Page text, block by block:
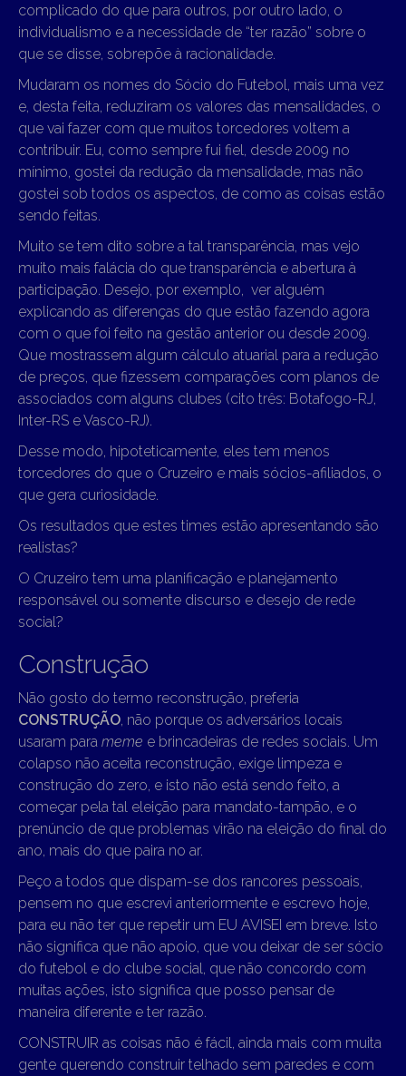
complicado do que para outros, por outro lado, o
individualismo e a necessidade de “ter razão” sobre o
que se disse, sobrepõe à racionalidade.
Mudaram os nomes do Sócio do Futebol, mais uma vez
e, desta feita, reduziram os valores das mensalidades, o
que vai fazer com que muitos torcedores voltem a
contribuir. Eu, como sempre fui fiel, desde 2009 no
mínimo, gostei da redução da mensalidade, mas não
gostei sob todos os aspectos, de como as coisas estão
sendo feitas.
Muito se tem dito sobre a tal transparência, mas vejo
muito mais falácia do que transparência e abertura à
participação. Desejo, por exemplo, ver alguém
explicando as diferenças do que estão fazendo agora
com o que foi feito na gestão anterior ou desde 2009.
Que mostrassem algum cálculo atuarial para a redução
de preços, que fizessem comparações com planos de
associados com alguns clubes (cito três: Botafogo-RJ,
Inter-RS e Vasco-RJ).
Desse modo, hipoteticamente, eles tem menos
torcedores do que o Cruzeiro e mais sócios-afiliados, o
que gera curiosidade.
Os resultados que estes times estão apresentando são
realistas?
O Cruzeiro tem uma planificação e planejamento
responsável ou somente discurso e desejo de rede
social?
Construção
Não gosto do termo reconstrução, preferia
CONSTRUÇÃO , não porque os adversários locais
usaram para meme e brincadeiras de redes sociais. Um
colapso não aceita reconstrução, exige limpeza e
construção do zero, e isto não está sendo feito, a
começar pela tal eleição para mandato-tampão, e o
prenúncio de que problemas virão na eleição do final do
ano, mais do que paira no ar.
Peço a todos que dispam-se dos rancores pessoais,
pensem no que escrevi anteriormente e escrevo hoje,
para eu não ter que repetir um EU AVISEI em breve. Isto
não significa que não apoio, que vou deixar de ser sócio
do futebol e do clube social, que não concordo com
muitas ações, isto significa que posso pensar de
maneira diferente e ter razão.
CONSTRUIR as coisas não é fácil, ainda mais com muita
gente querendo construir telhado sem paredes e com